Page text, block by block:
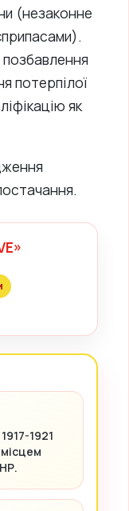
(незаконне
потерпілої
як
1921
місцем